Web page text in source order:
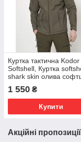
Куртка тактична Kodor
Softshell, Куртка
shark skin олива
1 550 ₴
Купити
Акційні